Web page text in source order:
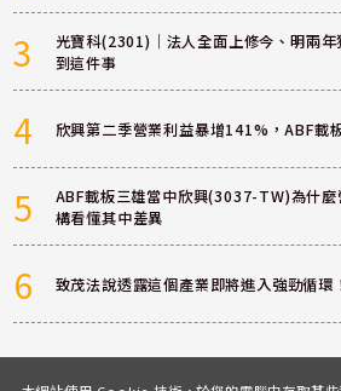
3
光寶科(2301)｜法人全面上修今、明兩
到這件事
4 欣興第二季營業利益暴增141%，ABF載
5
ABF載板三雄當中欣興(3037-TW)為什
構看懂其中差異
6 致茂法說透露這個產業即將進入強勁循環